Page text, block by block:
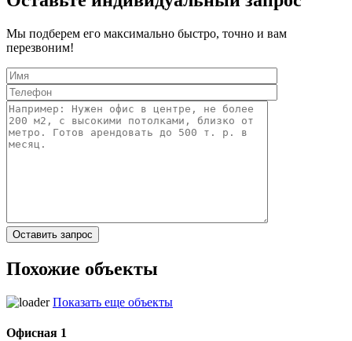
Мы подберем его максимально быстро, точно и вам
перезвоним!
Похожие объекты
Показать еще объекты
Офисная 1